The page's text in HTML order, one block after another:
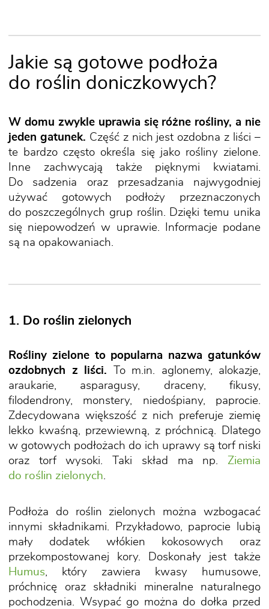
Jakie są gotowe podłoża
do roślin doniczkowych?
W domu zwykle uprawia się różne rośliny, a nie
jeden gatunek. Część z nich jest ozdobna z liści –
te bardzo często określa się jako rośliny zielone.
Inne zachwycają także pięknymi kwiatami.
Do sadzenia oraz przesadzania najwygodniej
używać gotowych podłoży przeznaczonych
do poszczególnych grup roślin. Dzięki temu unika
się niepowodzeń w uprawie. Informacje podane
są na opakowaniach.
1. Do roślin zielonych
Rośliny zielone to popularna nazwa gatunków
ozdobnych z liści. To m.in. aglonemy, alokazje,
araukarie, asparagusy, draceny, fikusy,
filodendrony, monstery, niedośpiany, paprocie.
Zdecydowana większość z nich preferuje ziemię
lekko kwaśną, przewiewną, z próchnicą. Dlatego
w gotowych podłożach do ich uprawy są torf niski
oraz torf wysoki. Taki skład ma np. Ziemia
do roślin zielonych.
Podłoża do roślin zielonych można wzbogacać
innymi składnikami. Przykładowo, paprocie lubią
mały dodatek włókien kokosowych oraz
przekompostowanej kory. Doskonały jest także
Humus, który zawiera kwasy humusowe,
próchnicę oraz składniki mineralne naturalnego
pochodzenia. Wsypać go można do dołka przed